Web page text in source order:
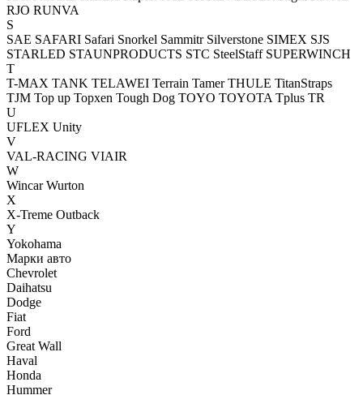
RJO RUNVA
S
SAE SAFARI Safari Snorkel Sammitr Silverstone SIMEX SJS
STARLED STAUNPRODUCTS STC SteelStaff SUPERWINCH
T
T-MAX TANK TELAWEI Terrain Tamer THULE TitanStraps
TJM Top up Topxen Tough Dog TOYO TOYOTA Tplus TR
U
UFLEX Unity
V
VAL-RACING VIAIR
W
Wincar Wurton
X
X-Treme Outback
Y
Yokohama
Марки авто
Chevrolet
Daihatsu
Dodge
Fiat
Ford
Great Wall
Haval
Honda
Hummer